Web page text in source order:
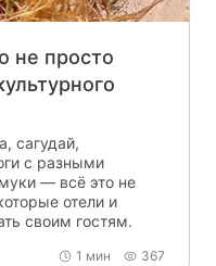
не просто
сагудай,
с разными
— всё это не
отели и
своим гостям.
1 мин 367